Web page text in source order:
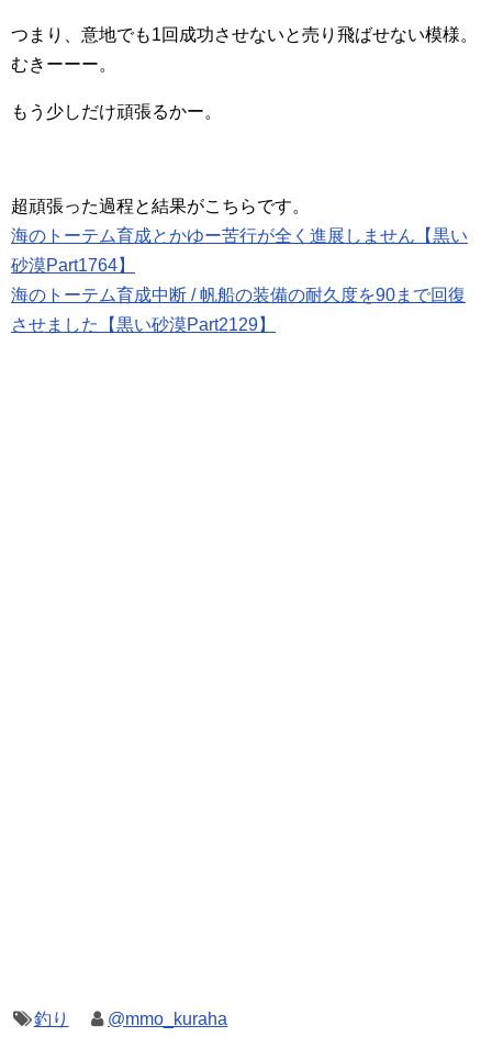
つまり、意地でも1回成功させないと売り飛ばせない模様。
むきーーー。
もう少しだけ頑張るかー。
超頑張った過程と結果がこちらです。
海のトーテム育成とかゆー苦行が全く進展しません【黒い
砂漠Part1764】
海のトーテム育成中断 / 帆船の装備の耐久度を90まで回復
させました【黒い砂漠Part2129】
釣り @mmo_kuraha